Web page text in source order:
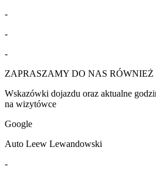
-
-
-
ZAPRASZAMY DO NAS
Wskazówki dojazdu oraz aktualne
na wizytówce
Google
Auto Leew Lewandowski
-